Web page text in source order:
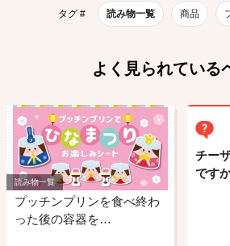
タグ # 読み物一覧 商品
よく見られている
読み物一覧
プッチンプリンを食べ終わ
った後の容器を…
チー
です